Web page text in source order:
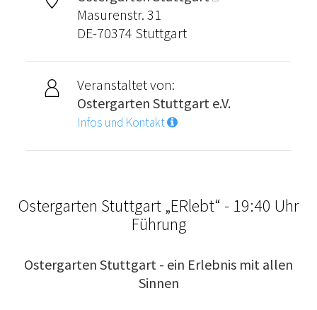
Masurenstr. 31
DE-70374 Stuttgart
Veranstaltet von:
Ostergarten Stuttgart e.V.
Infos und Kontakt
Ostergarten Stuttgart „ERlebt“ - 19:40 Uhr
Führung
Ostergarten Stuttgart - ein Erlebnis mit allen
Sinnen